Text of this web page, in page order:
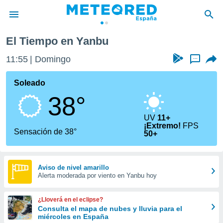
de
por
que se
calidad.
a este
las
y
digital
basada
El Tiempo en Yanbu
11:55 Domingo ...
Soleado
38°
Sensación de 38°
UV 11+
¡Extremo! FPS
50+
Aviso de nivel amarillo
Alerta moderada por viento en Yanbu hoy
¿Lloverá en el eclipse?
Consulta el mapa de nubes y lluvia para el
miércoles en España